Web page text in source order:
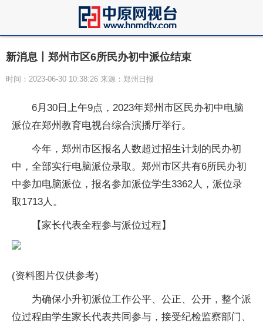
新消息丨郑州市区6所民办初中派位结束
时间：2023-06-30 10:38:26 来源：郑州日报
6月30日上午9点，2023年郑州市区民办初中电脑
派位在郑州教育电视台综合演播厅举行。
今年，郑州市区报名人数超过招生计划的民办初
中，全部实行电脑派位录取。郑州市区共有6所民办初
中参加电脑派位，报名参加派位学生3362人，派位录
取1713人。
【家长代表全程参与派位过程】
(资料图片仅供参考)
为确保小升初派位工作公平、公正、公开，整个派
位过程由学生家长代表共同参与，接受纪检监察部门、